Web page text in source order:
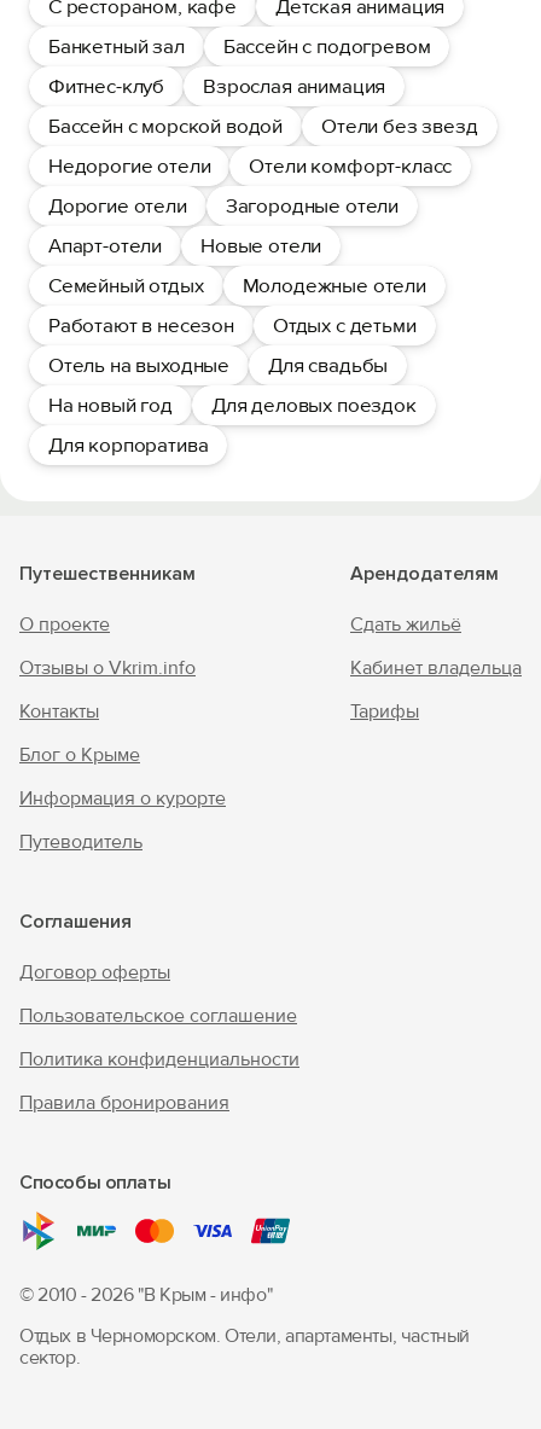
С рестораном, кафе
Детская анимация
Банкетный зал
Бассейн с подогревом
Фитнес-клуб
Взрослая анимация
Бассейн с морской водой
Отели без звезд
Недорогие отели
Отели комфорт-класс
Дорогие отели
Загородные отели
Апарт-отели
Новые отели
Семейный отдых
Молодежные отели
Работают в несезон
Отдых с детьми
Отель на выходные
Для свадьбы
На новый год
Для деловых поездок
Для корпоратива
Путешественникам
О проекте
Отзывы о Vkrim.info
Контакты
Блог о Крыме
Информация о курорте
Путеводитель
Арендодателям
Сдать жильё
Кабинет владельца
Тарифы
Соглашения
Договор оферты
Пользовательское соглашение
Политика конфиденциальности
Правила бронирования
Способы оплаты
© 2010 - 2026 "В Крым - инфо"
Отдых в Черноморском. Отели, апартаменты, частный
сектор.